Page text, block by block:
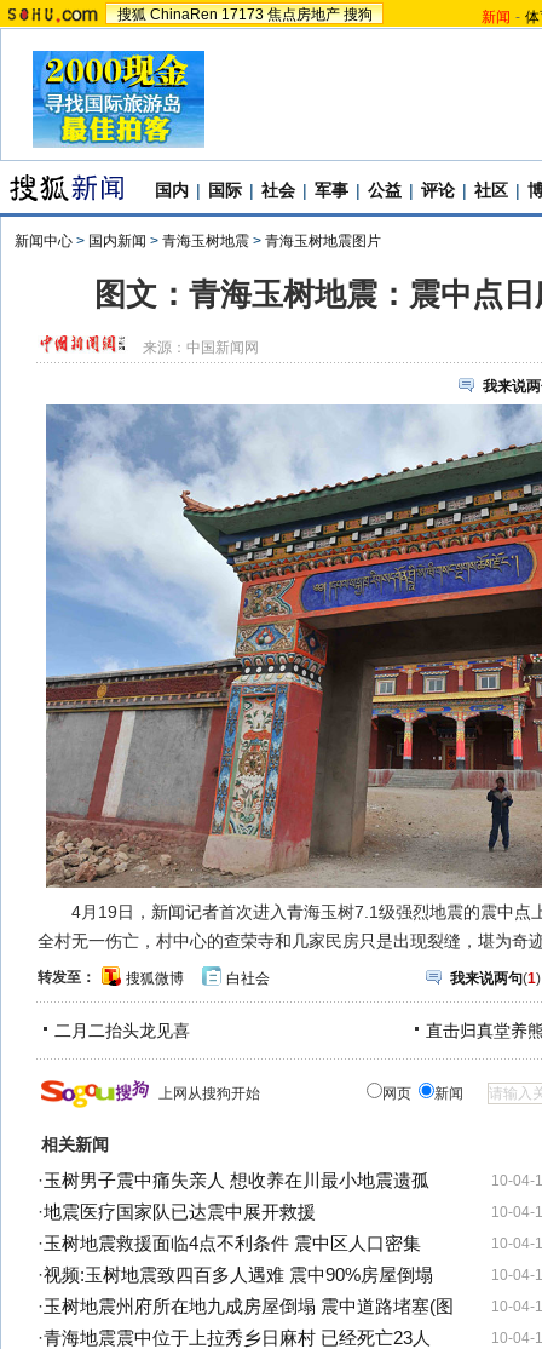
搜狐 ChinaRen 17173 焦点房地产 搜狗 新闻 -
国内 | 国际 | 社会 | 军事 | 公益 | 评论 | 社区 |
新闻中心 > 国内新闻 > 青海玉树地震 > 青海玉树地震图片
图文：青海玉树地震：震中点
来源： 中国新闻网
我来说
4月19日，新闻记者首次进入青海玉树7.1级强烈地震的震中点
全村无一伤亡，村中心的查荣寺和几家民房只是出现裂缝，堪为奇
转发至： 搜狐微博 白社会 我来说两句(1)
二月二抬头龙见喜 直击归真堂养
上网从搜狗开始 网页 新闻
相关新闻
10-04-
·玉树男子震中痛失亲人 想收养在川最小地震遗孤
10-04-
·地震医疗国家队已达震中展开救援
10-04-
·玉树地震救援面临4点不利条件 震中区人口密集
10-04-
·视频:玉树地震致四百多人遇难 震中90%房屋倒塌
10-04-
·玉树地震州府所在地九成房屋倒塌 震中道路堵塞(图
10-04-
·青海地震震中位于上拉秀乡日麻村 已经死亡23人